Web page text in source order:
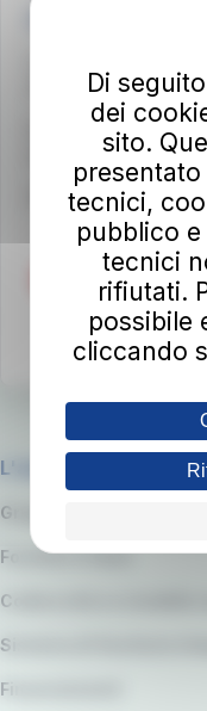
Autolinee Toscane
50032 Borgo San
Partita IVA
Per info e reclamiat-
L'azienda
Gruppo RATP
Fornitori e Gare
Codice etico e modello
Sistema di Gestione
Finanziamenti
Di
dei
sito.
tecnici,
pubblico
tecnici
rifiutati.
possibile
cliccando